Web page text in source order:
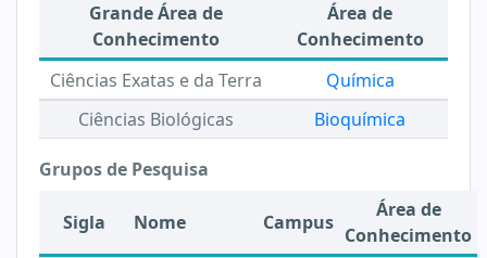
Grande Área de
Conhecimento
Área de
Conhecimento
Ciências Exatas e da Terra
Química
Ciências Biológicas
Bioquímica
Grupos de Pesquisa
Sigla Nome Campus
Área de
Conhecimento